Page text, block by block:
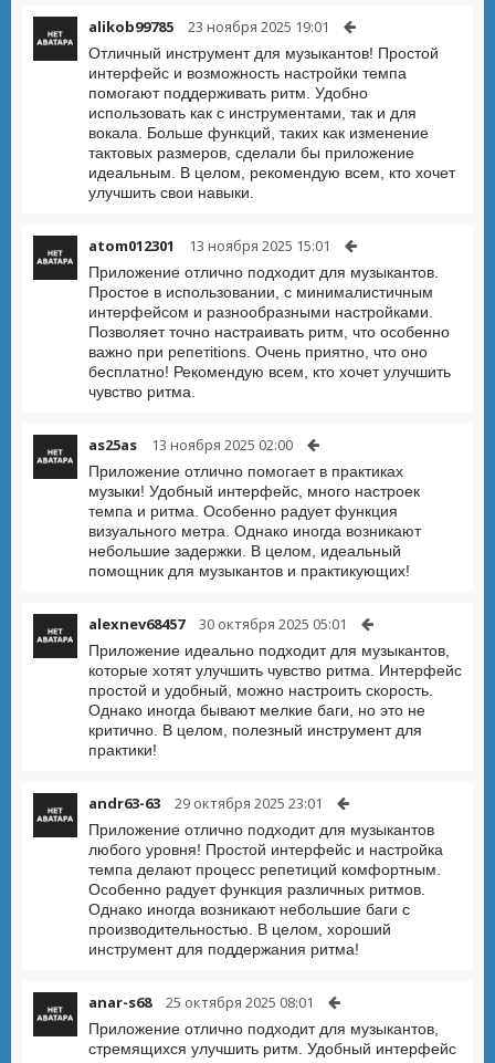
alikob99785 23 ноября 2025 19:01
Отличный инструмент для музыкантов! Простой
интерфейс и возможность настройки темпа
помогают поддерживать ритм. Удобно
использовать как с инструментами, так и для
вокала. Больше функций, таких как изменение
тактовых размеров, сделали бы приложение
идеальным. В целом, рекомендую всем, кто хочет
улучшить свои навыки.
atom012301 13 ноября 2025 15:01
Приложение отлично подходит для музыкантов.
Простое в использовании, с минималистичным
интерфейсом и разнообразными настройками.
Позволяет точно настраивать ритм, что особенно
важно при репетitions. Очень приятно, что оно
бесплатно! Рекомендую всем, кто хочет улучшить
чувство ритма.
as25as 13 ноября 2025 02:00
Приложение отлично помогает в практиках
музыки! Удобный интерфейс, много настроек
темпа и ритма. Особенно радует функция
визуального метра. Однако иногда возникают
небольшие задержки. В целом, идеальный
помощник для музыкантов и практикующих!
alexnev68457 30 октября 2025 05:01
Приложение идеально подходит для музыкантов,
которые хотят улучшить чувство ритма. Интерфейс
простой и удобный, можно настроить скорость.
Однако иногда бывают мелкие баги, но это не
критично. В целом, полезный инструмент для
практики!
andr63-63 29 октября 2025 23:01
Приложение отлично подходит для музыкантов
любого уровня! Простой интерфейс и настройка
темпа делают процесс репетиций комфортным.
Особенно радует функция различных ритмов.
Однако иногда возникают небольшие баги с
производительностью. В целом, хороший
инструмент для поддержания ритма!
anar-s68 25 октября 2025 08:01
Приложение отлично подходит для музыкантов,
стремящихся улучшить ритм. Удобный интерфейс